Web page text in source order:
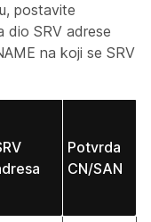
postavite
dio SRV adrese
na koji se SRV
Potvrda
CN/SAN